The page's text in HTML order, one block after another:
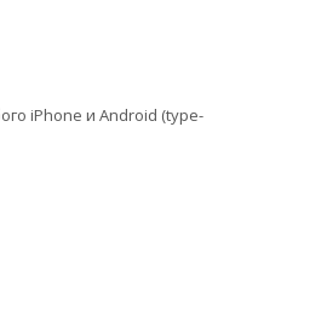
iPhone и Android (type-